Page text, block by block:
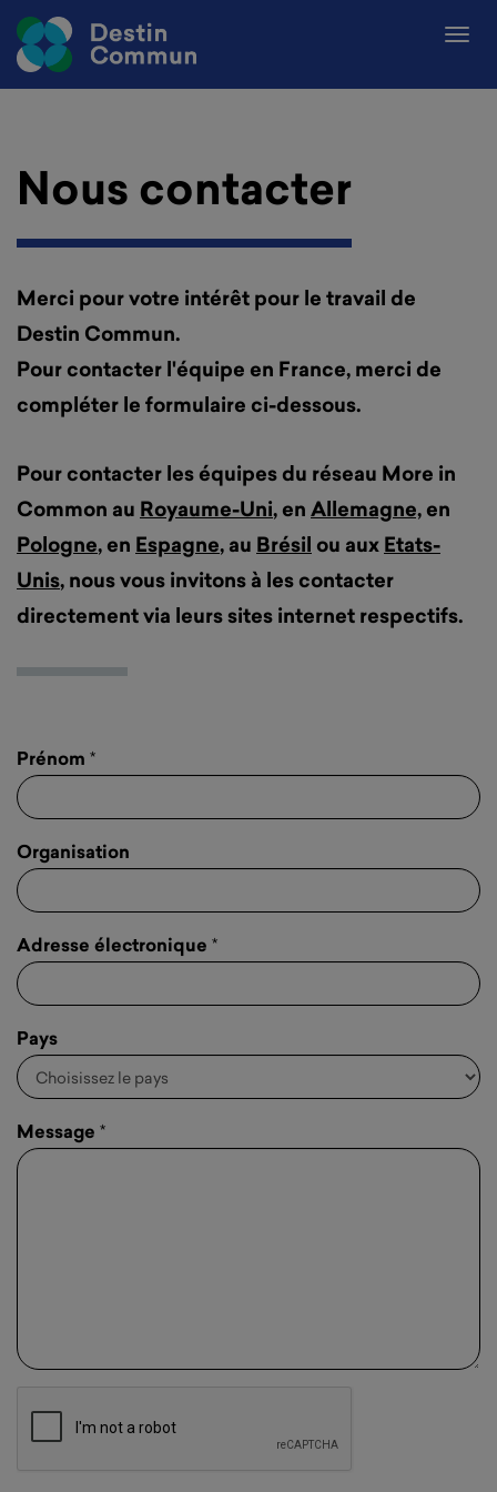
Nous contacter
Merci pour votre intérêt pour le travail de
Destin Commun.
Pour contacter l'équipe en France, merci de
compléter le formulaire ci-dessous.
Pour contacter les équipes du réseau More in
Common au Royaume-Uni, enAllemagne,en
Pologne, en Espagne, au Brésil ou auxEtats-
Unis, nous vous invitons à les contacter
directement via leurs sites internet respectifs.
Prénom *
Organisation
Adresse électronique *
Pays
Message *